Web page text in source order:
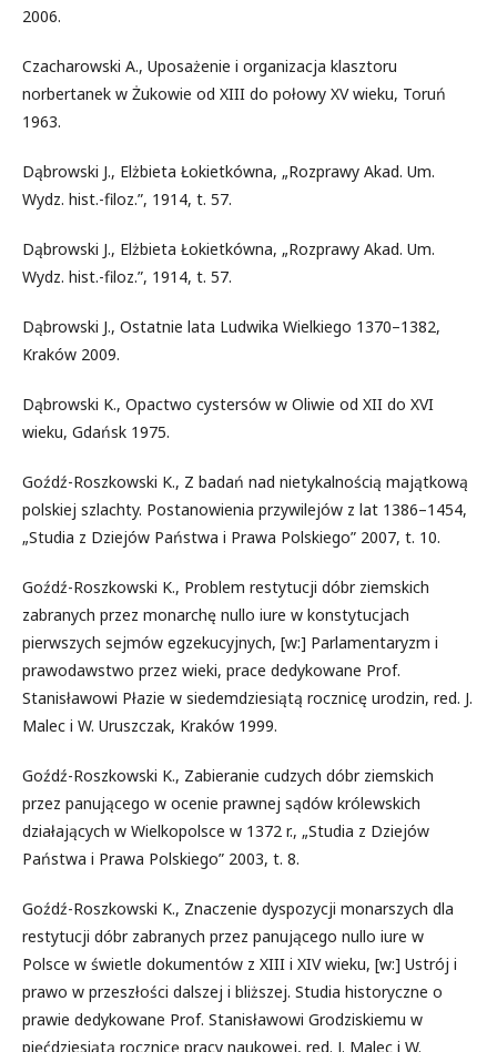
2006.
Czacharowski A., Uposażenie i organizacja klasztoru
norbertanek w Żukowie od XIII do połowy XV wieku, Toruń
1963.
Dąbrowski J., Elżbieta Łokietkówna, „Rozprawy Akad. Um.
Wydz. hist.-filoz.”, 1914, t. 57.
Dąbrowski J., Elżbieta Łokietkówna, „Rozprawy Akad. Um.
Wydz. hist.-filoz.”, 1914, t. 57.
Dąbrowski J., Ostatnie lata Ludwika Wielkiego 1370–1382,
Kraków 2009.
Dąbrowski K., Opactwo cystersów w Oliwie od XII do XVI
wieku, Gdańsk 1975.
Goźdź-Roszkowski K., Z badań nad nietykalnością majątkową
polskiej szlachty. Postanowienia przywilejów z lat 1386–1454,
„Studia z Dziejów Państwa i Prawa Polskiego” 2007, t. 10.
Goźdź-Roszkowski K., Problem restytucji dóbr ziemskich
zabranych przez monarchę nullo iure w konstytucjach
pierwszych sejmów egzekucyjnych, [w:] Parlamentaryzm i
prawodawstwo przez wieki, prace dedykowane Prof.
Stanisławowi Płazie w siedemdziesiątą rocznicę urodzin, red. J.
Malec i W. Uruszczak, Kraków 1999.
Goźdź-Roszkowski K., Zabieranie cudzych dóbr ziemskich
przez panującego w ocenie prawnej sądów królewskich
działających w Wielkopolsce w 1372 r., „Studia z Dziejów
Państwa i Prawa Polskiego” 2003, t. 8.
Goźdź-Roszkowski K., Znaczenie dyspozycji monarszych dla
restytucji dóbr zabranych przez panującego nullo iure w
Polsce w świetle dokumentów z XIII i XIV wieku, [w:] Ustrój i
prawo w przeszłości dalszej i bliższej. Studia historyczne o
prawie dedykowane Prof. Stanisławowi Grodziskiemu w
pięćdziesiątą rocznicę pracy naukowej, red. J. Malec i W.